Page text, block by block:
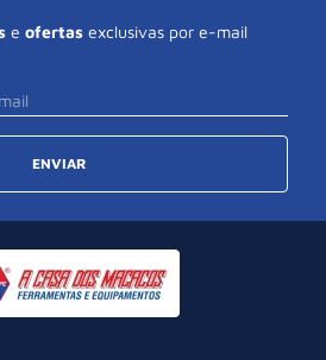
e ofertas exclusivas por e-mail
ENVIAR